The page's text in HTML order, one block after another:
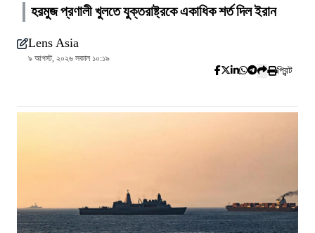
হরমুজ প্রণালী খুলতে যুক্তরাষ্ট্রকে একাধিক শর্ত দিল ইরান
Lens Asia
৯ আগস্ট, ২০২৬ সকাল ১০:১৯
প্রিন্ট